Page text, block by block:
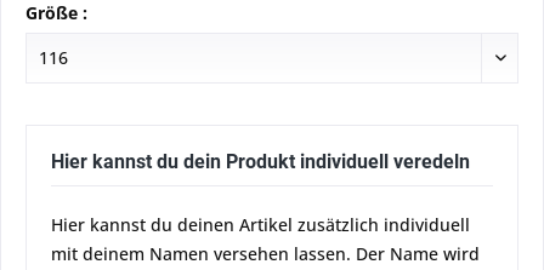
Größe :
Hier kannst du dein Produkt individuell veredeln
Hier kannst du deinen Artikel zusätzlich individuell
mit deinem Namen versehen lassen. Der Name wird